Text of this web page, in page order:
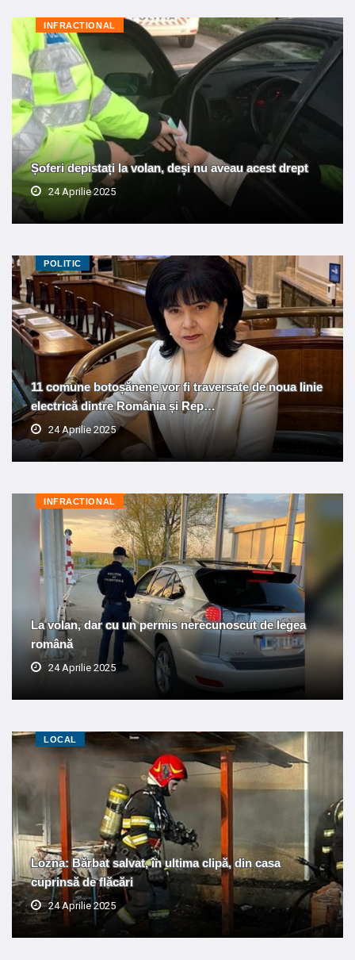
INFRACTIONAL
Șoferi depistați la volan, deși nu aveau acest drept
24 Aprilie 2025
POLITIC
11 comune botoșănene vor fi traversate de noua linie
electrică dintre România și Rep…
24 Aprilie 2025
INFRACTIONAL
La volan, dar cu un permis nerecunoscut de legea
română
24 Aprilie 2025
LOCAL
Lozna: Bărbat salvat, în ultima clipă, din casa
cuprinsă de flăcări
24 Aprilie 2025